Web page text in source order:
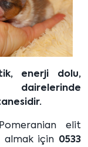
enerji dolu,
elit
almak için 0533